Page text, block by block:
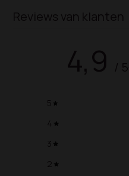
Reviews van klanten
4,9 / 5
5
4
3
2